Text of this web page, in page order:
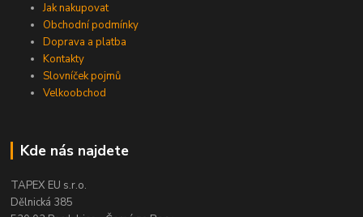
Jak nakupovat
Obchodní podmínky
Doprava a platba
Kontakty
Slovníček pojmů
Velkoobchod
Kde nás najdete
TAPEX EU s.r.o.
Dělnická 385